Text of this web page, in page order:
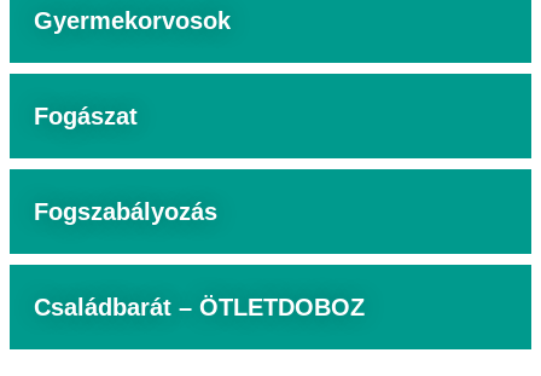
Gyermekorvosok
Fogászat
Fogszabályozás
Családbarát – ÖTLETDOBOZ